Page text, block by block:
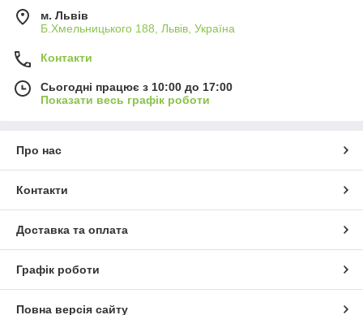
м. Львів
Б.Хмельницького 188, Львів, Україна
Контакти
Сьогодні працює з 10:00 до 17:00
Показати весь графік роботи
Про нас
Контакти
Доставка та оплата
Графік роботи
Повна версія сайту